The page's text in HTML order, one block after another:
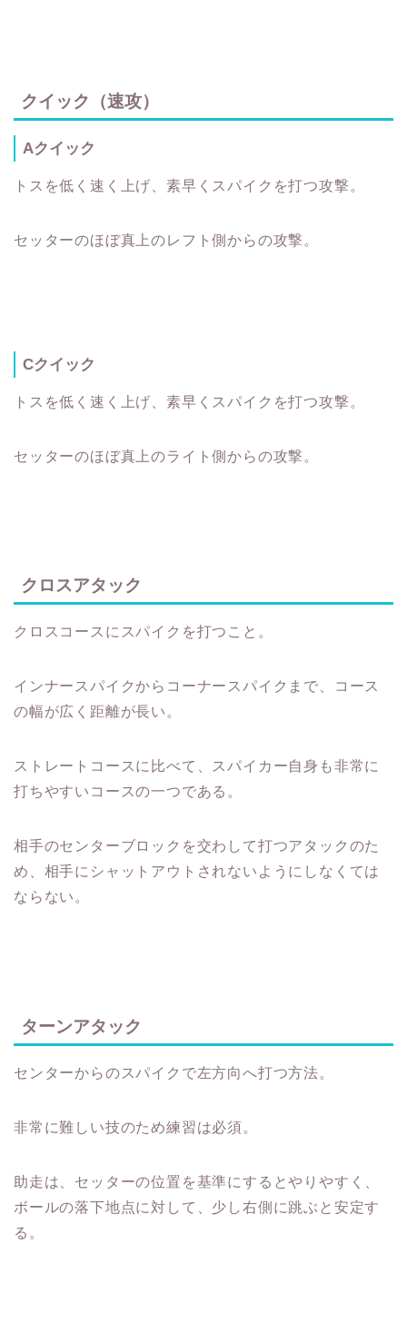
クイック（速攻）
Aクイック
トスを低く速く上げ、素早くスパイクを打つ攻撃。
セッターのほぼ真上のレフト側からの攻撃。
Cクイック
トスを低く速く上げ、素早くスパイクを打つ攻撃。
セッターのほぼ真上のライト側からの攻撃。
クロスアタック
クロスコースにスパイクを打つこと。
インナースパイクからコーナースパイクまで、コース
の幅が広く距離が長い。
ストレートコースに比べて、スパイカー自身も非常に
打ちやすいコースの一つである。
相手のセンターブロックを交わして打つアタックのた
め、相手にシャットアウトされないようにしなくては
ならない。
ターンアタック
センターからのスパイクで左方向へ打つ方法。
非常に難しい技のため練習は必須。
助走は、セッターの位置を基準にするとやりやすく、
ボールの落下地点に対して、少し右側に跳ぶと安定す
る。